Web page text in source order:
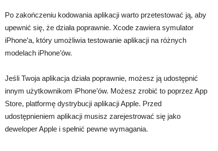
Po zakończeniu kodowania aplikacji warto przetestować ją, aby
upewnić się, że działa poprawnie. Xcode zawiera symulator
iPhone’a, który umożliwia testowanie aplikacji na różnych
modelach iPhone’ów.
Jeśli Twoja aplikacja działa poprawnie, możesz ją udostępnić
innym użytkownikom iPhone’ów. Możesz zrobić to poprzez App
Store, platformę dystrybucji aplikacji Apple. Przed
udostępnieniem aplikacji musisz zarejestrować się jako
deweloper Apple i spełnić pewne wymagania.